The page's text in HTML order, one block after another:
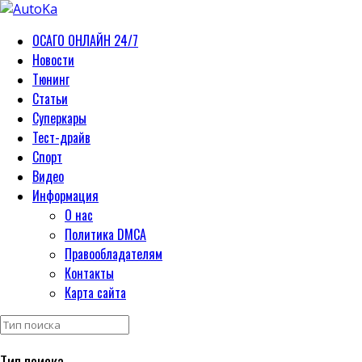
ОСАГО ОНЛАЙН 24/7
Новости
Тюнинг
Статьи
Суперкары
Тест-драйв
Спорт
Видео
Информация
О нас
Политика DMCA
Правообладателям
Контакты
Карта сайта